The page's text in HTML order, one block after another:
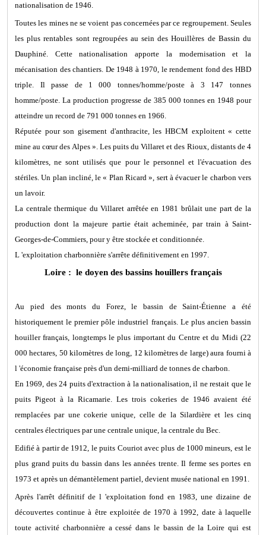
nationalisation de 1946.
Toutes les mines ne se voient pas concernées par ce regroupement. Seules
les plus rentables sont regroupées au sein des Houillères de Bassin du
Dauphiné. Cette nationalisation apporte la modernisation et la
mécanisation des chantiers. De 1948 à 1970, le rendement fond des HBD
triple. Il passe de 1 000 tonnes/homme/poste à 3 147 tonnes
homme/poste. La production progresse de 385 000 tonnes en 1948 pour
atteindre un record de 791 000 tonnes en 1966.
Réputée pour son gisement d'anthracite, les HBCM exploitent « cette
mine au cœur des Alpes ». Les puits du Villaret et des Rioux, distants de 4
kilomètres, ne sont utilisés que pour le personnel et l'évacuation des
stériles. Un plan incliné, le « Plan Ricard », sert à évacuer le charbon vers
un lavoir.
La centrale thermique du Villaret arrêtée en 1981 brûlait une part de la
production dont la majeure partie était acheminée, par train à Saint-
Georges-de-Commiers, pour y être stockée et conditionnée.
L 'exploitation charbonnière s'arrête définitivement en 1997.
Loire : le doyen des bassins houillers français
Au pied des monts du Forez, le bassin de Saint-Étienne a été
historiquement le premier pôle industriel français. Le plus ancien bassin
houiller français, longtemps le plus important du Centre et du Midi (22
000 hectares, 50 kilomètres de long, 12 kilomètres de large) aura fourni à
l 'économie française près d'un demi-milliard de tonnes de charbon.
En 1969, des 24 puits d'extraction à la nationalisation, il ne restait que le
puits Pigeot à la Ricamarie. Les trois cokeries de 1946 avaient été
remplacées par une cokerie unique, celle de la Silardière et les cinq
centrales électriques par une centrale unique, la centrale du Bec.
Edifié à partir de 1912, le puits Couriot avec plus de 1000 mineurs, est le
plus grand puits du bassin dans les années trente. Il ferme ses portes en
1973 et après un démantèlement partiel, devient musée national en 1991.
Après l'arrêt définitif de l 'exploitation fond en 1983, une dizaine de
découvertes continue à être exploitée de 1970 à 1992, date à laquelle
toute activité charbonnière a cessé dans le bassin de la Loire qui est